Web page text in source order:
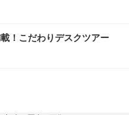
！こだわりデスクツアー